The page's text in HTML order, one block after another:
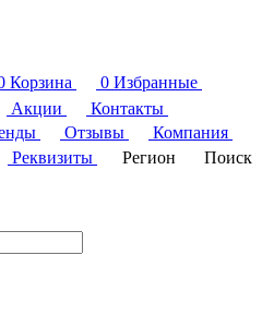
Корзина 0 Избранные
Акции
Контакты
Отзывы
Компания
Реквизиты Регион
Поиск